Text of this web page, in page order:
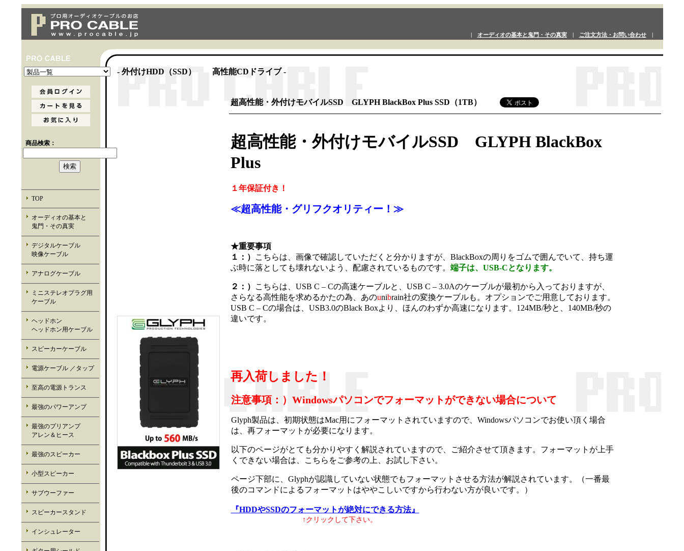
オーディオの基本と鬼門・その真実| ご注文方法・お問い合わせ|
商品検索：
TOP
オーディオの基本と
鬼門・その真実
デジタルケーブル
映像ケーブル
アナログケーブル
ミニステレオプラグ用
ケーブル
ヘッドホン
ヘッドホン用ケーブル
スピーカーケーブル
電源ケーブル ／タップ
至高の電源トランス
最強のパワーアンプ
最強のプリアンプ
アレン＆ヒース
最強のスピーカー
小型スピーカー
サブウーファー
スピーカースタンド
インシュレーター
- 外付けHDD（SSD） 高性能CDドライブ -
超高性能・外付けモバイルSSD GLYPH BlackBox Plus SSD（1TB）
超高性能・外付けモバイルSSD GLYPH BlackBox
Plus
１年保証付き！
≪超高性能・グリフクオリティー！≫
★重要事項
１：）
こちらは、画像で確認していただくと分かりますが、BlackBoxの周りをゴムで囲んでいて、持ち運
ぶ時に落としても壊れないよう、配慮されているものです。 端子は、USB-Cとなります。
２：）
こちらは、USB C – Cの高速ケーブルと、USB C – 3.0Aのケーブルが最初から入っておりますが、
さらなる高性能を求めるかたの為、あのunibrain社の変換ケーブルも。オプションでご用意しております。
USB C – Cの場合は、USB3.0のBlack Boxより、ほんのわずか高速になります。124MB/秒と、140MB/秒の
違いです。
再入荷しました！
注意事項：）Windowsパソコンでフォーマットができない場合について
Glyph製品は、初期状態はMac用にフォーマットされていますので、Windowsパソコンでお使い頂く場合
は、再フォーマットが必要になります。
以下のページがとても分かりやすく解説されていますので、ご紹介させて頂きます。フォーマットが上手
くできない場合は、こちらをご参考の上、お試し下さい。
ページ下部に、Glyphが認識していない状態でもフォーマットさせる方法が解説されています。（一番最
後のコマンドによるフォーマットはややこしいですから行わない方が良いです。）
『HDDやSSDのフォーマットが絶対にできる方法』
↑クリックして下さい。